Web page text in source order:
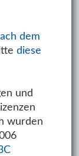
dem
diese
und
wurden